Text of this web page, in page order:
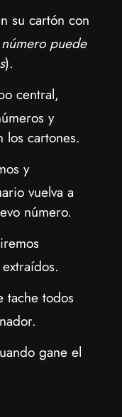
su cartón con
puede
).
central,
y
los cartones.
y
vuelva a
número.
tache todos
gane el